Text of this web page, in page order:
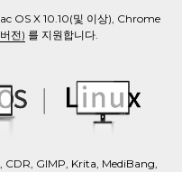
OS X 10.10(및 이상), Chrome
전) 를 지원합니다.
CDR, GIMP, Krita, MediBang,